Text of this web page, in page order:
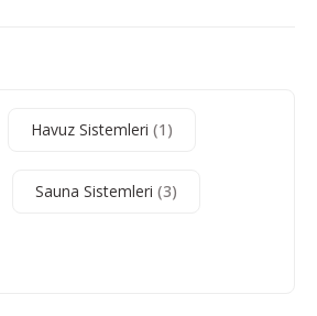
Havuz Sistemleri (1)
Sauna Sistemleri (3)